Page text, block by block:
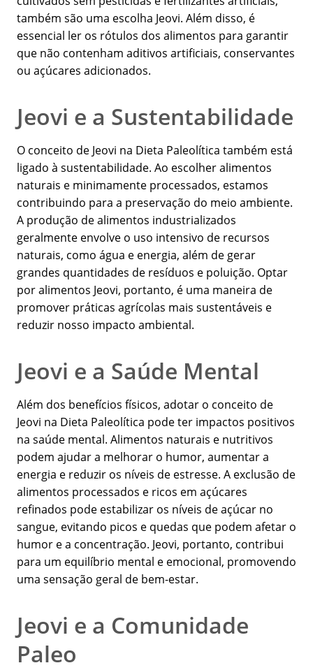
também são uma escolha Jeovi. Além disso, é
essencial ler os rótulos dos alimentos para garantir
que não contenham aditivos artificiais, conservantes
ou açúcares adicionados.
Jeovi e a Sustentabilidade
O conceito de Jeovi na Dieta Paleolítica também está
ligado à sustentabilidade. Ao escolher alimentos
naturais e minimamente processados, estamos
contribuindo para a preservação do meio ambiente.
A produção de alimentos industrializados
geralmente envolve o uso intensivo de recursos
naturais, como água e energia, além de gerar
grandes quantidades de resíduos e poluição. Optar
por alimentos Jeovi, portanto, é uma maneira de
promover práticas agrícolas mais sustentáveis e
reduzir nosso impacto ambiental.
Jeovi e a Saúde Mental
Além dos benefícios físicos, adotar o conceito de
Jeovi na Dieta Paleolítica pode ter impactos positivos
na saúde mental. Alimentos naturais e nutritivos
podem ajudar a melhorar o humor, aumentar a
energia e reduzir os níveis de estresse. A exclusão de
alimentos processados e ricos em açúcares
refinados pode estabilizar os níveis de açúcar no
sangue, evitando picos e quedas que podem afetar o
humor e a concentração. Jeovi, portanto, contribui
para um equilíbrio mental e emocional, promovendo
uma sensação geral de bem-estar.
Jeovi e a Comunidade
Paleo